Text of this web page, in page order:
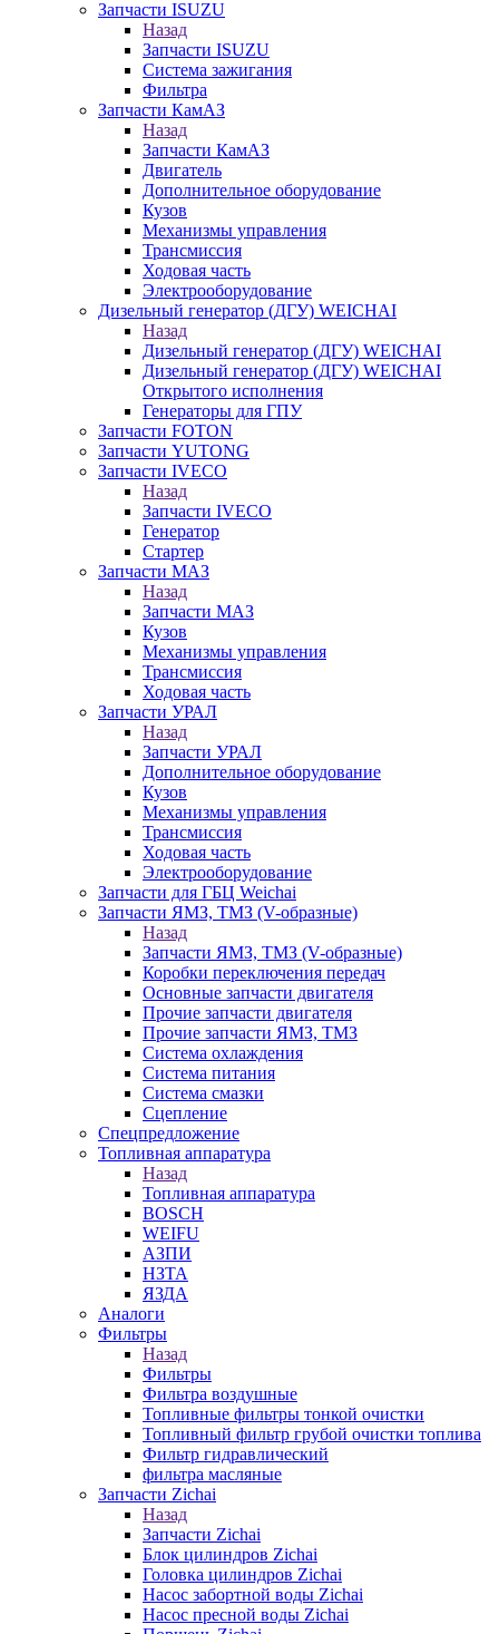
Запчасти ISUZU
Назад
Запчасти ISUZU
Система зажигания
Фильтра
Запчасти КамАЗ
Назад
Запчасти КамАЗ
Двигатель
Дополнительное оборудование
Кузов
Механизмы управления
Трансмиссия
Ходовая часть
Электрооборудование
Дизельный генератор (ДГУ) WEICHAI
Назад
Дизельный генератор (ДГУ) WEICHAI
Дизельный генератор (ДГУ) WEICHAI
Открытого исполнения
Генераторы для ГПУ
Запчасти FOTON
Запчасти YUTONG
Запчасти IVECO
Назад
Запчасти IVECO
Генератор
Стартер
Запчасти МАЗ
Назад
Запчасти МАЗ
Кузов
Механизмы управления
Трансмиссия
Ходовая часть
Запчасти УРАЛ
Назад
Запчасти УРАЛ
Дополнительное оборудование
Кузов
Механизмы управления
Трансмиссия
Ходовая часть
Электрооборудование
Запчасти для ГБЦ Weichai
Запчасти ЯМЗ, ТМЗ (V-образные)
Назад
Запчасти ЯМЗ, ТМЗ (V-образные)
Коробки переключения передач
Основные запчасти двигателя
Прочие запчасти двигателя
Прочие запчасти ЯМЗ, ТМЗ
Система охлаждения
Система питания
Система смазки
Сцепление
Спецпредложение
Топливная аппаратура
Назад
Топливная аппаратура
BOSCH
WEIFU
АЗПИ
НЗТА
ЯЗДА
Аналоги
Фильтры
Назад
Фильтры
Фильтра воздушные
Топливные фильтры тонкой очистки
Топливный фильтр грубой очистки топлива
Фильтр гидравлический
фильтра масляные
Запчасти Zichai
Назад
Запчасти Zichai
Блок цилиндров Zichai
Головка цилиндров Zichai
Насос забортной воды Zichai
Насос пресной воды Zichai